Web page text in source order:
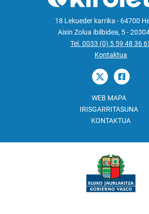
18 Lekueder karrika - 64700
Aixin Zolua ibilbidea, 5 -
Tel. 0033 (0) 5 59 48 36
Kontaktua
WEB MAPA
IRISGARRITASUNA
KONTAKTUA